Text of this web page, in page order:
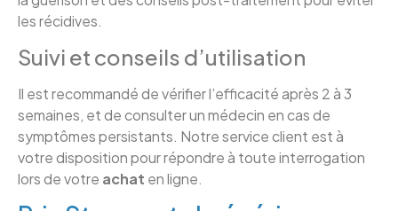
les récidives.
Suivi et conseils d’utilisation
Il est recommandé de vérifier l’efficacité après 2 à 3
semaines, et de consulter un médecin en cas de
symptômes persistants. Notre service client est à
votre disposition pour répondre à toute interrogation
lors de votre achat en ligne.